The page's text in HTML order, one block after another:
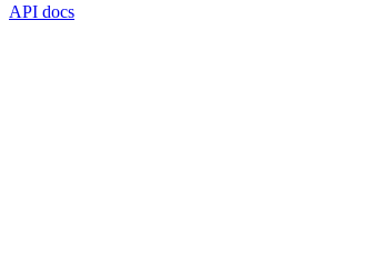
API docs